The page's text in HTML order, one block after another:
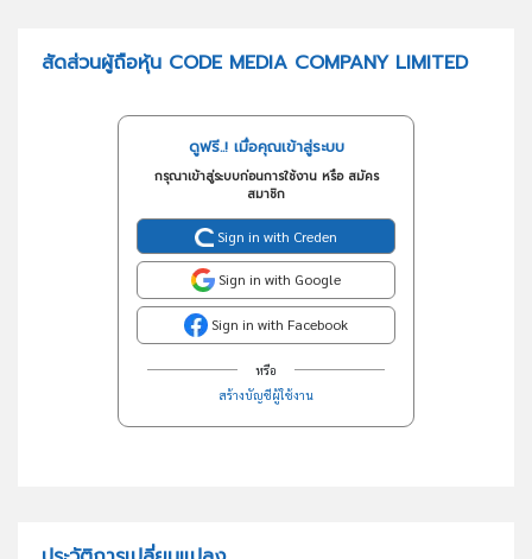
สัดส่วนผู้ถือหุ้น CODE MEDIA COMPANY LIMITED
ดูฟรี..! เมื่อคุณเข้าสู่ระบบ
กรุณาเข้าสู่ระบบก่อนการใช้งาน หรือ สมัคร
สมาชิก
Sign in with Creden
Sign in with Google
Sign in with Facebook
หรือ
สร้างบัญชีผู้ใช้งาน